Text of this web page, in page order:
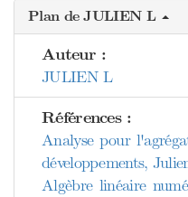
Plan de JULIEN L
Auteur :
JULIEN L
Références :
Analyse pour
développements,
Algèbre linéaire